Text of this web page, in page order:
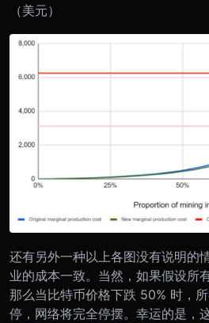
（美元）
还有另外一种以上各图没有说明的
业的成本一致。当然，如果假设所
那么当比特币价格下跌 50% 时，
停，网络将完全停摆。幸运的是，